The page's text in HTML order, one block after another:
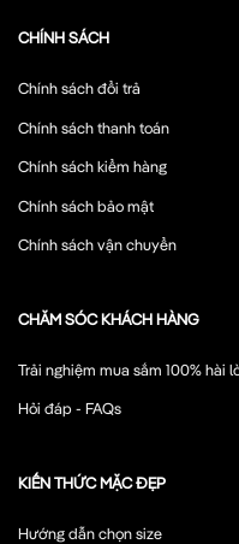
CHÍNH SÁCH
Chính sách đổi trả
Chính sách thanh toán
Chính sách kiểm hàng
Chính sách bảo mật
Chính sách vận chuyển
CHĂM SÓC KHÁCH HÀNG
Trải nghiệm mua sắm 100% hài
Hỏi đáp - FAQs
KIẾN THỨC MẶC ĐẸP
Hướng dẫn chọn size